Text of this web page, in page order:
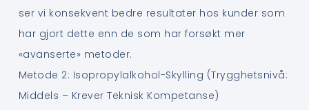
ser vi konsekvent bedre resultater hos kunder som
har gjort dette enn de som har forsøkt mer
«avanserte» metoder.
Metode 2: Isopropylalkohol-Skylling (Trygghetsnivå:
Middels – Krever Teknisk Kompetanse)